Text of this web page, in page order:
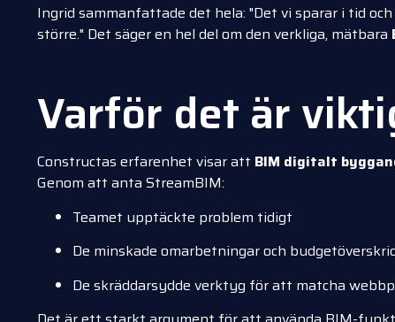
Ingrid sammanfattade det hela: "Det vi sparar i tid
större." Det säger en hel del om den verkliga, mätbara
Varför det är
Constructas erfarenhet visar att BIM digitalt
Genom att anta StreamBIM:
Teamet upptäckte problem tidigt
De minskade omarbetningar och
De skräddarsydde verktyg för att matcha